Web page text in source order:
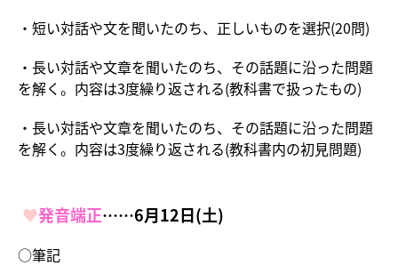
・短い対話や文を聞いたのち、正しいものを選択(20問)
・長い対話や文章を聞いたのち、その話題に沿った問題
を解く。内容は3度繰り返される(教科書で扱ったもの)
・長い対話や文章を聞いたのち、その話題に沿った問題
を解く。内容は3度繰り返される(教科書内の初見問題)
♥発音端正……6月12日(土)
○筆記